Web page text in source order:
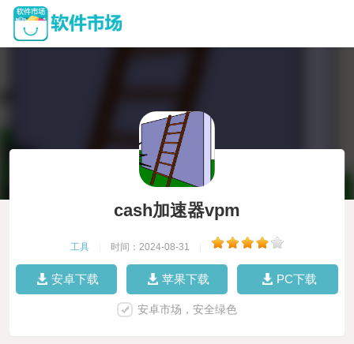
cash加速器vpm
工具 时间：2024-08-31
安卓下载 苹果下载 PC下载
安卓市场，安全绿色